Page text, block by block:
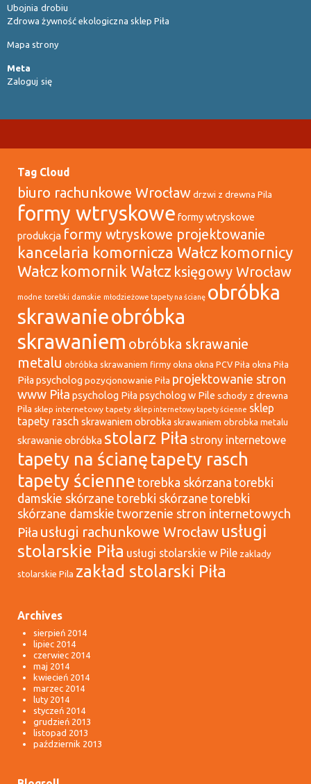
Ubojnia drobiu
Zdrowa żywność ekologiczna sklep Piła
Mapa strony
Meta
Zaloguj się
Tag Cloud
biuro rachunkowe Wrocław drzwi z drewna Pila
formy wtryskowe formy wtryskowe
produkcja formy wtryskowe projektowanie
kancelaria komornicza Wałcz komornicy
Wałcz komornik Wałcz księgowy Wrocław
modne torebki damskie młodzieżowe tapety na ścianę obróbka
skrawanieobróbka
skrawaniem obróbka skrawanie
metalu obróbka skrawaniem firmy okna okna PCV Piła okna Piła
Piła psycholog pozycjonowanie Piła projektowanie stron
www Piła psycholog Piła psycholog w Pile schody z drewna
Pila sklep internetowy tapety sklep internetowy tapety ścienne sklep
tapety rasch skrawaniem obrobka skrawaniem obrobka metalu
skrawanie obróbka stolarz Piła strony internetowe
tapety na ścianę tapety rasch
tapety ścienne torebka skórzana torebki
damskie skórzane torebki skórzane torebki
skórzane damskie tworzenie stron internetowych
Piła usługi rachunkowe Wrocław usługi
stolarskie Piła usługi stolarskie w Pile zaklady
stolarskie Pila zakład stolarski Piła
Archives
sierpień 2014
lipiec 2014
czerwiec 2014
maj 2014
kwiecień 2014
marzec 2014
luty 2014
styczeń 2014
grudzień 2013
listopad 2013
październik 2013